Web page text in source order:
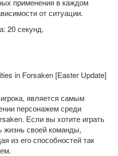
применения в каждом
от ситуации.
20 секунд.
является самым
персонажем среди
Если вы хотите играть
жизнь своей команды,
из его способностей так